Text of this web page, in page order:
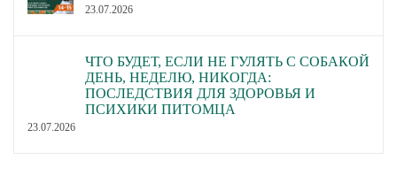
23.07.2026
ЧТО БУДЕТ, ЕСЛИ НЕ ГУЛЯТЬ С СОБАКОЙ
ДЕНЬ, НЕДЕЛЮ, НИКОГДА:
ПОСЛЕДСТВИЯ ДЛЯ ЗДОРОВЬЯ И
ПСИХИКИ ПИТОМЦА
23.07.2026